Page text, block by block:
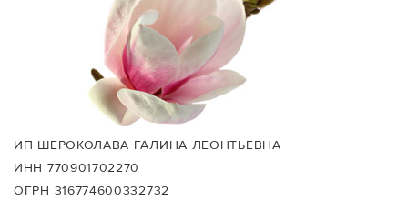
ИП ШЕРОКОЛАВА ГАЛИНА ЛЕОНТЬЕВНА
ИНН 770901702270
ОГРН 316774600332732